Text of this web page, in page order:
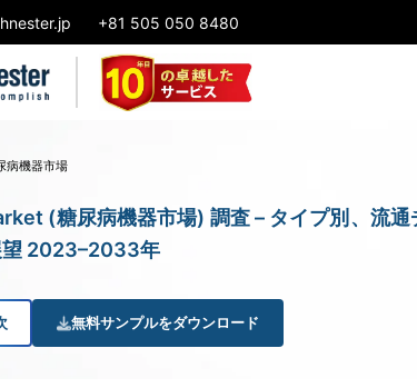
+81 505 050 8480
病機器市場
(糖尿病機器市場) 調査 – タイプ別、流通
望 2023–2033年
無料サンプルをダウンロード